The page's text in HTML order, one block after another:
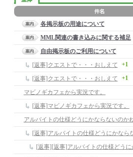
各掲示板の用途について
MML関連の書き込みに関する補足
自由掲示板のご利用について
[返事]クエストで・・・おしえて
+1
[返事]クエストで・・・おしえて +1
マビノギカフェから実況です。
[返事]マビノギカフェから実況です。
アルバイトの仕様どうにかならないのか